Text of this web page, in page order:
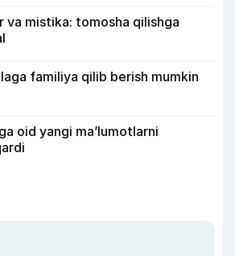
va mistika: tomosha qilishga
familiya qilib berish mumkin
oid yangi maʼlumotlarni